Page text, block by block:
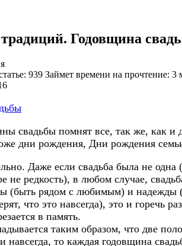
Годовщина
939 Займет времени на прочтение:
свадьбы помнят все, так же, как и
дни рождения, Дни рождения
Даже если свадьба была не одна
не редкость), в любом случае,
(быть рядом с любимым) и надежды
что это навсегда), это и горечь
в память.
таким образом, что две
навсегда, то каждая годовщина